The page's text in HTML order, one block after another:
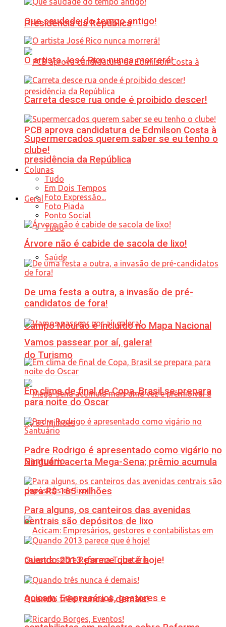
Presidência da República
PCB aprova candidatura de Edmilson Costa à
presidência da República
Geral
Tudo
Saúde
Campo Mourão é incluído no Mapa Nacional
do Turismo
Ninguém acerta Mega-Sena; prêmio acumula
para R$ 165 milhões
Acicam: Empresários, gestores e
Que saudade do tempo antigo!
O artista José Rico nunca morrerá!
Carreta desce rua onde é proibido descer!
Supermercados querem saber se eu tenho o
clube!
Colunas
Tudo
Em Dois Tempos
Foto Expressão...
Foto Piada
Ponto Social
Árvore não é cabide de sacola de lixo!
De uma festa a outra, a invasão de pré-
candidatos de fora!
Vamos passear por aí, galera!
Em clima de final de Copa, Brasil se prepara
para noite do Oscar
Padre Rodrigo é apresentado como vigário no
Santuário
Para alguns, os canteiros das avenidas
centrais são depósitos de lixo
Quando 2013 parece que é hoje!
Quando três nunca é demais!